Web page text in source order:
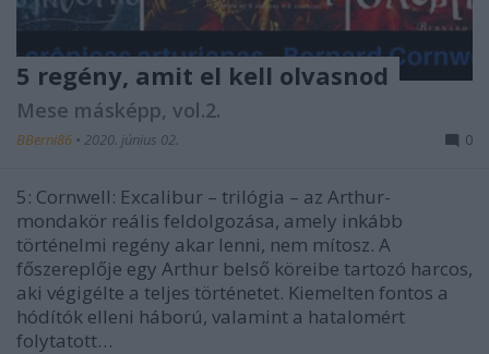
5 regény, amit el kell olvasnod
Mese másképp, vol.2.
BBerni86 • 2020. június 02. 0
5: Cornwell: Excalibur – trilógia – az Arthur-
mondakör reális feldolgozása, amely inkább
történelmi regény akar lenni, nem mítosz. A
főszereplője egy Arthur belső köreibe tartozó harcos,
aki végigélte a teljes történetet. Kiemelten fontos a
hódítók elleni háború, valamint a hatalomért
folytatott…